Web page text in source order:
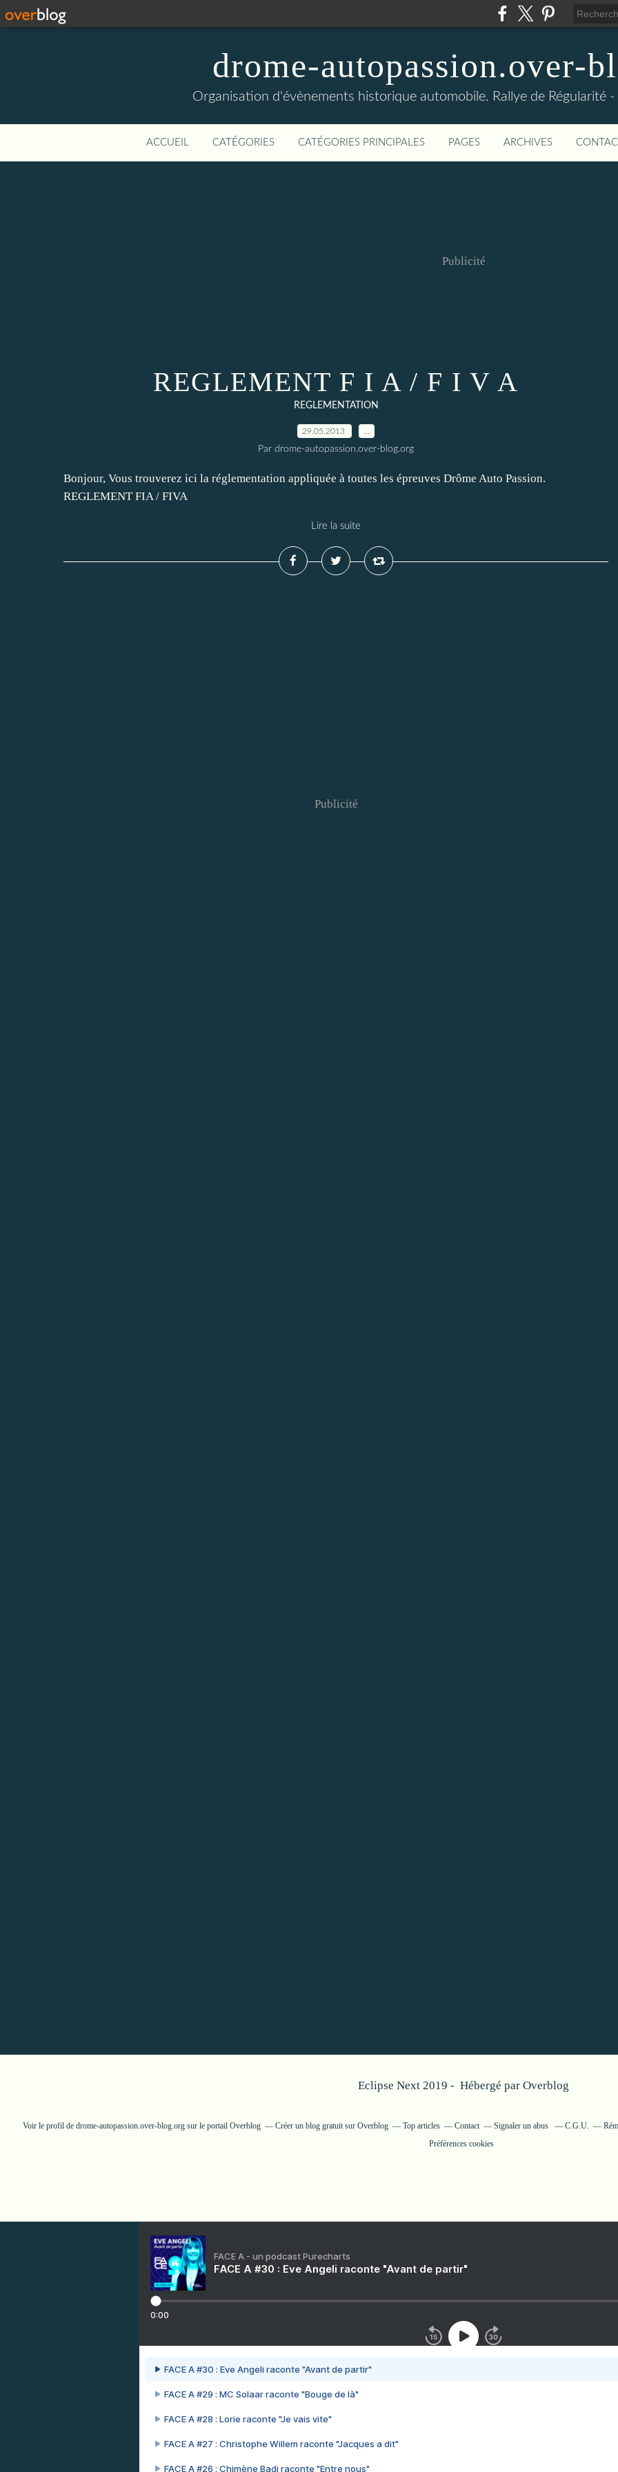
drome-autopassion.over-
Organisation d'évènements historique automobile. Rallye de Régularité
ACCUEIL CATÉGORIES CATÉGORIES PRINCIPALES PAGES ARCHIVES
Publicité
REGLEMENT F I A / F I V A
REGLEMENTATION
29.05.2013
Par drome-autopassion.over-blog.org
Bonjour, Vous trouverez ici la réglementation appliquée à toutes les épreuves Drôme Auto Passion.
REGLEMENT FIA / FIVA
Lire la suite
Publicité
Eclipse Next 2019 - Hébergé par Overblog
Voir le profil de drome-autopassion.over-blog.org sur le portail Overblog Créer un blog gratuit sur Overblog Top articles Contact Signaler un abus C.G.U.
Préférences cookies
FACE A - un podcast Purecharts
FACE A #30 : Eve Angeli raconte "Avant de partir"
0:00
FACE A #30 : Eve Angeli raconte "Avant de partir"
FACE A #29 : MC Solaar raconte "Bouge de là"
FACE A #28 : Lorie raconte "Je vais vite"
FACE A #27 : Christophe Willem raconte "Jacques a dit"
FACE A #26 : Chimène Badi raconte "Entre nous"